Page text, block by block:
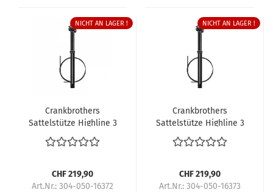
NICHT AN LAGER !
Crankbrothers
Sattelstütze Highline 3
CHF 219,90
Art.Nr.: 304-050-16372
NICHT AN LAGER !
Crankbrothers
Sattelstütze Highline 3
CHF 219,90
Art.Nr.: 304-050-16373